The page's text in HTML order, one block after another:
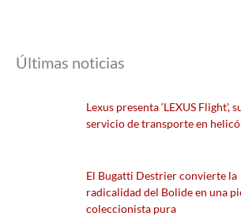
Últimas noticias
Lexus presenta ‘LEXUS Flight’,
servicio de transporte en
El Bugatti Destrier convierte la
radicalidad del Bolide en una
coleccionista pura